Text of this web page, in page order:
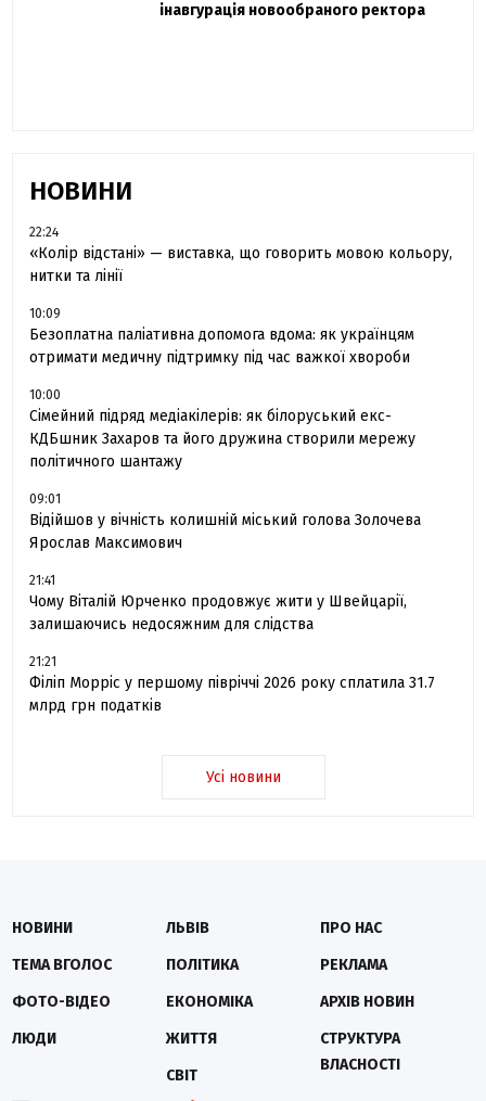
одружився та показав фото з весілля
інавгурація новообраного ректора
НОВИНИ
22:24
«Колір відстані» — виставка, що говорить мовою кольору,
нитки та лінії
10:09
Безоплатна паліативна допомога вдома: як українцям
отримати медичну підтримку під час важкої хвороби
10:00
Сімейний підряд медіакілерів: як білоруський екс-
КДБшник Захаров та його дружина створили мережу
політичного шантажу
09:01
Відійшов у вічність колишній міський голова Золочева
Ярослав Максимович
21:41
Чому Віталій Юрченко продовжує жити у Швейцарії,
залишаючись недосяжним для слідства
21:21
Філіп Морріс у першому півріччі 2026 року сплатила 31.7
млрд грн податків
Усі новини
НОВИНИ
ТЕМА ВГОЛОС
ФОТО-ВІДЕО
ЛЮДИ
ЛЬВІВ
ПОЛІТИКА
ЕКОНОМІКА
ЖИТТЯ
СВІТ
ПРО НАС
РЕКЛАМА
АРХІВ НОВИН
СТРУКТУРА
ВЛАСНОСТІ